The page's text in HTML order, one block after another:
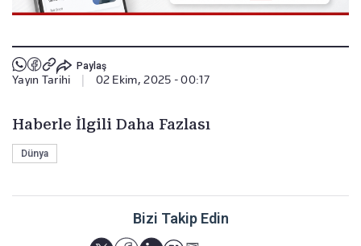
Paylaş
Yayın Tarihi 02 Ekim, 2025 - 00:17
Haberle İlgili Daha Fazlası
Dünya
Bizi Takip Edin